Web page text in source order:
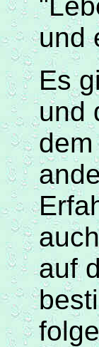
und
Es
und
auf